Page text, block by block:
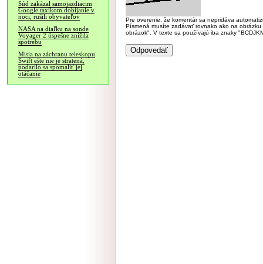
Súd zakázal samojazdiacim
Google taxíkom dobíjanie v
noci, rušili obyvateľov
NASA na diaľku na sonde
Voyager 2 úspešne znížila
spotrebu
Misia na záchranu teleskopu
Swift ešte nie je stratená,
podarilo sa spomaliť jej
otáčanie
Pre overenie, že komentár sa nepridáva
Písmená musíte zadávať rovnako ako na
obrázok". V texte sa používajú iba znaky